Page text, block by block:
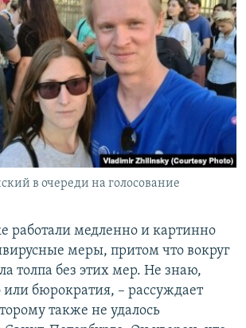
в очереди на голосование
работали медленно и картинно
меры, притом что вокруг
толпа без этих мер. Не знаю,
бюрократия, – рассуждает
также не удалось